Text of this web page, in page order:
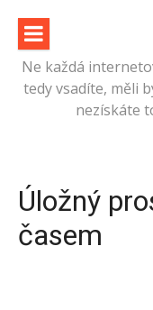
obsah
Ne každá
tedy vsadíte, měli
nezískáte
Úložný
časem